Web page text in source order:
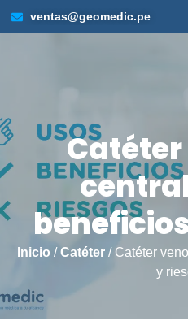
ventas@geomedic.pe
Inicio /Catéter / Catéter
y